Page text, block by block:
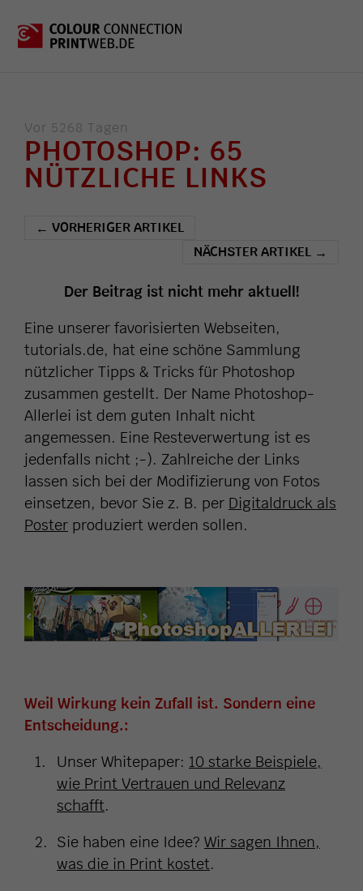
Vor 5268 Tagen
PHOTOSHOP: 65
NÜTZLICHE LINKS
← VORHERIGER ARTIKEL
NÄCHSTER ARTIKEL →
Der Beitrag ist nicht mehr aktuell!
Eine unserer favorisierten Webseiten,
tutorials.de, hat eine schöne Sammlung
nützlicher Tipps & Tricks für Photoshop
zusammen gestellt. Der Name Photoshop-
Allerlei ist dem guten Inhalt nicht
angemessen. Eine Resteverwertung ist es
jedenfalls nicht ;-). Zahlreiche der Links
lassen sich bei der Modifizierung von Fotos
einsetzen, bevor Sie z. B. per Digitaldruck als
Poster produziert werden sollen.
Weil Wirkung kein Zufall ist. Sondern eine
Entscheidung.:
Unser Whitepaper: 10 starke Beispiele,
wie Print Vertrauen und Relevanz
schafft.
Sie haben eine Idee? Wir sagen Ihnen,
was die in Print kostet.